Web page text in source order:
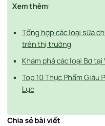
Xem thêm:
Tổng hợp các loại sữa
trên thị trường
Khám phá các loại Bơ
Top 10 Thực Phẩm
Lực
Chia sẻ bài viết